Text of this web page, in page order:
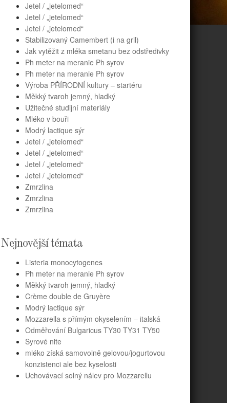
Jetel / „jetelomed“
Jetel / „jetelomed“
Jetel / „jetelomed“
Stabilizovaný Camembert (i na gril)
Jak vytěžit z mléka smetanu bez odstředivky
Ph meter na meranie Ph syrov
Ph meter na meranie Ph syrov
Výroba PŘÍRODNÍ kultury – startéru
Měkký tvaroh jemný, hladký
Užitečné studijní materiály
Mléko v bouři
Modrý lactique sýr
Jetel / „jetelomed“
Jetel / „jetelomed“
Jetel / „jetelomed“
Jetel / „jetelomed“
Zmrzlina
Zmrzlina
Zmrzlina
Nejnovější témata
Listeria monocytogenes
Ph meter na meranie Ph syrov
Měkký tvaroh jemný, hladký
Crème double de Gruyère
Modrý lactique sýr
Mozzarella s přímým okyselením – italská
Odměřování Bulgaricus TY30 TY31 TY50
Syrové nite
mléko získá samovolně gelovou/jogurtovou
konzistenci ale bez kyselosti
Uchovávací solný nálev pro Mozzarellu